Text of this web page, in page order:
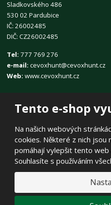
Tento e-shop
Na našich webových
cookies. Některé z nich jsou
pomáhají vylepšit tento web
Souhlasíte s používáním
Sladkovského 486
530 02 Pardubice
IČ: 26002485
DIČ: CZ26002485
Tel:777 769 276
e-mail: cevoxhunt@cevoxhunt.cz
Web: www.cevoxhunt.cz
© 2026, CEVOX s.r.o.
Prohlášení o přístupnosti|
Á